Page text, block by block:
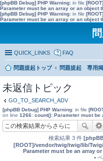
[phpBB Debug] PHP Warning: in file
Parameter must be an array or an object
[phpBB Debug] PHP Warning: in file
Parameter must be an array or an object
QUICK_LINKS FAQ
問題提起トップ
問題提起 専用
未返信トピック
GO_TO_SEARCH_ADV
[phpBB Debug] PHP Warning: in file
on line 1266: count(): Parameter must
検索結果 3 件
[ROOT]/vendor/twig/twig/lib/
Parameter must be an array
•